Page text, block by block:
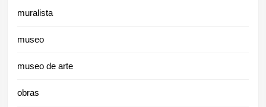
muralista
museo
museo de arte
obras